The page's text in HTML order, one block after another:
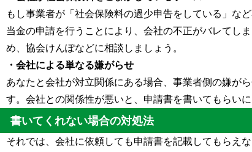
もし事業者が「社会保険料の過少申告をしている」な
当金の申請を行うことにより、会社の不正がバレてし
め、協会けんぽなどに相談しましょう。
・会社による単なる嫌がらせ
あなたと会社が対立関係にある場合、事業者側の嫌が
す。会社との関係性が悪いと、申請書を書いてもらいに
書いてくれない場合の対処法
それでは、会社に依頼しても申請書を記載してもらえ